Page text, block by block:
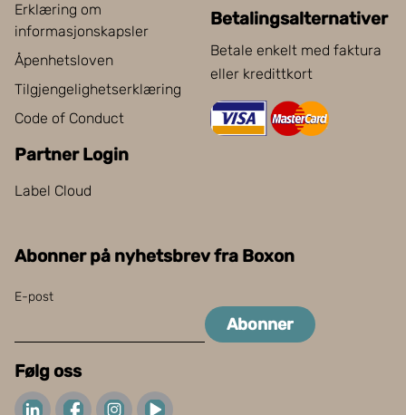
Erklæring om
informasjonskapsler
Åpenhetsloven
Tilgjengelighetserklæring
Code of Conduct
Partner Login
Label Cloud
Betalingsalternativer
Betale enkelt med faktura
eller kredittkort
Abonner på nyhetsbrev fra Boxon
E-post
Abonner
Følg oss